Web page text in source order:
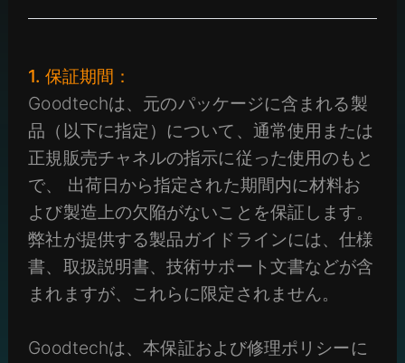
1. 保証期間：
Goodtechは、元のパッケージに含まれる製
品（以下に指定）について、通常使用または
正規販売チャネルの指示に従った使用のもと
で、 出荷日から指定された期間内に材料お
よび製造上の欠陥がないことを保証します。
弊社が提供する製品ガイドラインには、仕様
書、取扱説明書、技術サポート文書などが含
まれますが、これらに限定されません。
Goodtechは、本保証および修理ポリシーに